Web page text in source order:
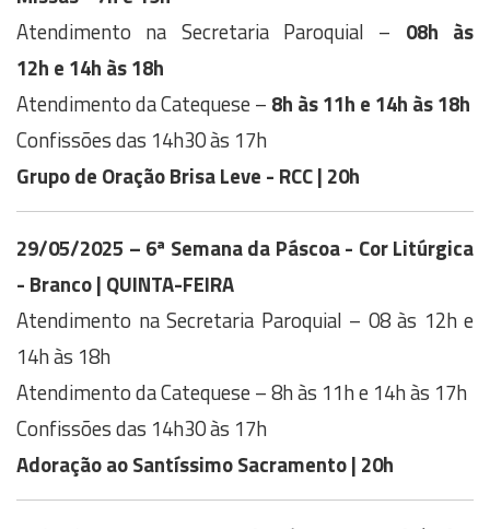
Atendimento na Secretaria Paroquial – 08h às
12h e 14h às 18h
Atendimento da Catequese – 8h às 11h e 14h às 18h
Confissões das 14h30 às 17h
Grupo de Oração Brisa Leve - RCC | 20h
29/05/2025 – 6ª Semana da Páscoa - Cor Litúrgica
- Branco | QUINTA-FEIRA
Atendimento na Secretaria Paroquial – 08 às 12h e
14h às 18h
Atendimento da Catequese – 8h às 11h e 14h às 17h
Confissões das 14h30 às 17h
Adoração ao Santíssimo Sacramento | 20h